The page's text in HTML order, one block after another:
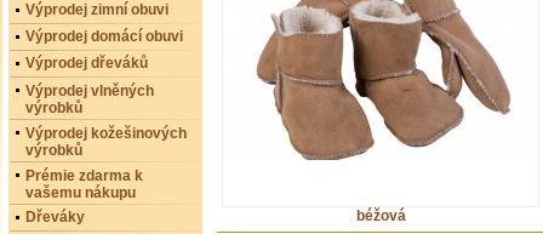
béžová
Výprodej zimní obuvi
Výprodej domácí obuvi
Výprodej dřeváků
Výprodej vlněných
výrobků
Výprodej kožešinových
výrobků
Prémie zdarma k
vašemu nákupu
Dřeváky